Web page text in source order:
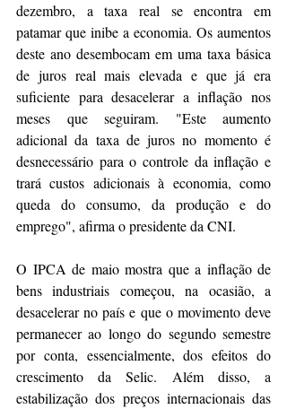
dezembro, a taxa real se encontra em
patamar que inibe a economia. Os aumentos
deste ano desembocam em uma taxa básica
de juros real mais elevada e que já era
suficiente para desacelerar a inflação nos
meses que seguiram. "Este aumento
adicional da taxa de juros no momento é
desnecessário para o controle da inflação e
trará custos adicionais à economia, como
queda do consumo, da produção e do
emprego", afirma o presidente da CNI.
O IPCA de maio mostra que a inflação de
bens industriais começou, na ocasião, a
desacelerar no país e que o movimento deve
permanecer ao longo do segundo semestre
por conta, essencialmente, dos efeitos do
crescimento da Selic. Além disso, a
estabilização dos preços internacionais das